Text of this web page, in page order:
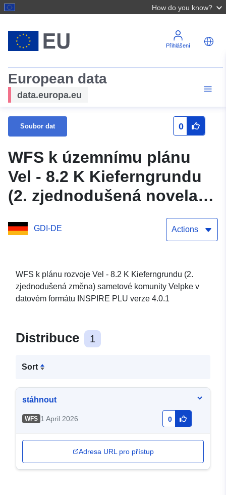
How do you know?
Přihlášení
European data
data.europa.eu
Soubor dat 0
WFS k územnímu plánu
Vel - 8.2 K Kieferngrundu
(2. zjednodušená novela)
GDI-DE Actions
WFS k plánu rozvoje Vel - 8.2 K Kieferngrundu (2.
zjednodušená změna) sametové komunity Velpke v
datovém formátu INSPIRE PLU verze 4.0.1
Distribuce 1
Sort
stáhnout
WFS 1 April 2026 0
Adresa URL pro přístup